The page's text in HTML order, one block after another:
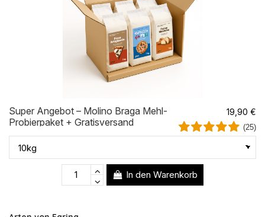
Super Angebot – Molino Braga Mehl-
Probierpaket + Gratisversand
19,90 €
(25)
In den Warenkorb